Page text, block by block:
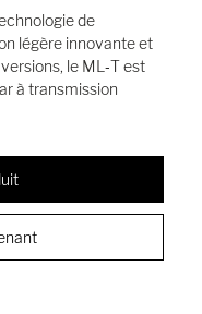
de
légère innovante et
le ML‑T est
à transmission